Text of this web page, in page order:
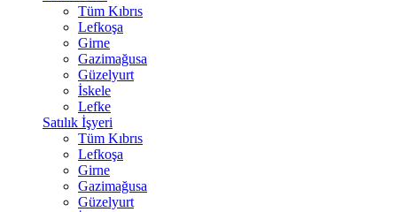
Tüm Kıbrıs
Lefkoşa
Girne
Gazimağusa
Güzelyurt
İskele
Lefke
Satılık İşyeri
Tüm Kıbrıs
Lefkoşa
Girne
Gazimağusa
Güzelyurt